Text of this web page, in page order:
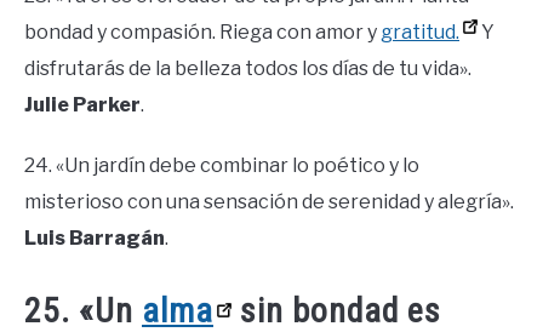
bondad y compasión. Riega con amor y gratitud.
Y
disfrutarás de la belleza todos los días de tu vida».
Julie Parker.
24. «Un jardín debe combinar lo poético y lo
misterioso con una sensación de serenidad y alegría».
Luis Barragán.
25. «Un alma
sin bondad es